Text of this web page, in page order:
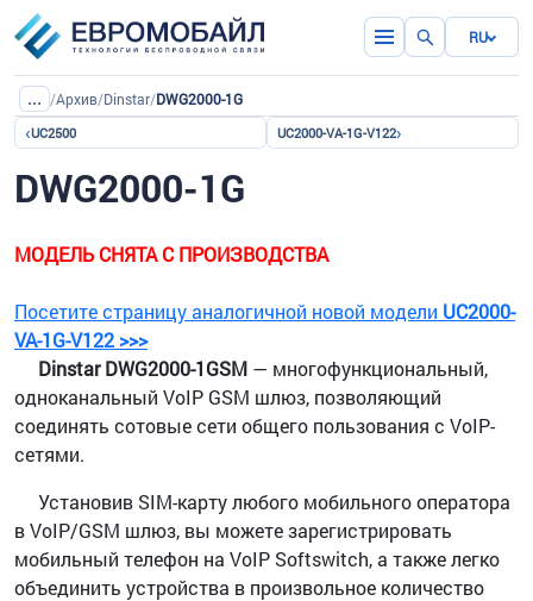
RU
... /Архив/Dinstar/DWG2000-1G
‹UC2500 UC2000-VA-1G-V122›
DWG2000-1G
МОДЕЛЬ СНЯТА С ПРОИЗВОДСТВА
Посетите страницу аналогичной новой модели UC2000-
VA-1G-V122 >>>
Dinstar DWG2000-1GSM — многофункциональный,
одноканальный VoIP GSM шлюз, позволяющий
соединять сотовые сети общего пользования с VoIP-
сетями.
Установив SIM-карту любого мобильного оператора
в VoIP/GSM шлюз, вы можете зарегистрировать
мобильный телефон на VoIP Softswitch, а также легко
объединить устройства в произвольное количество